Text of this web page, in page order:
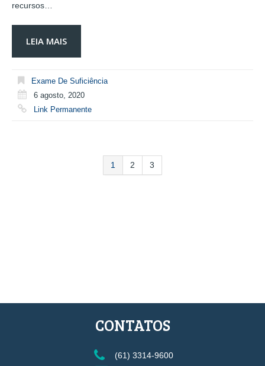
recursos…
LEIA MAIS
Exame De Suficiência
6 agosto, 2020
Link Permanente
1 2 3
CONTATOS
(61) 3314-9600